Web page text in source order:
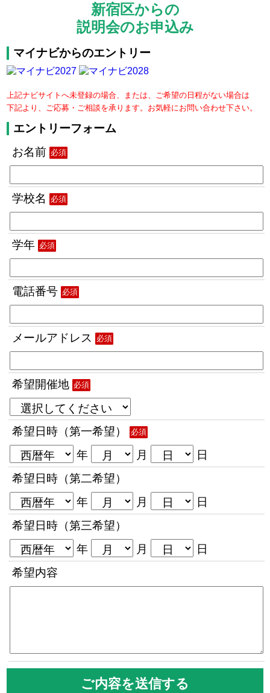
新宿区からの
説明会のお申込み
マイナビからのエントリー
上記ナビサイトへ未登録の場合、または、ご希望の日程がない場合は
下記より、ご応募・ご相談を承ります。お気軽にお問い合わせ下さい。
エントリーフォーム
お名前 必須
学校名 必須
学年 必須
電話番号 必須
メールアドレス 必須
希望開催地 必須
希望日時（第一希望） 必須
年 月
日
希望日時（第二希望）
年
月
日
希望日時（第三希望）
年
月
日
希望内容